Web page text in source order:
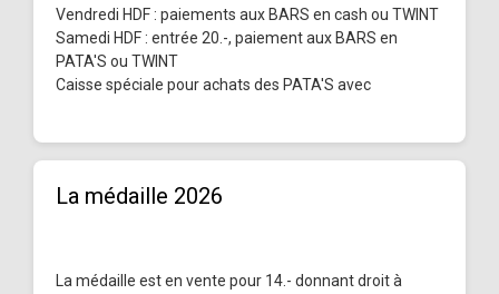
Vendredi HDF : paiements aux BARS en cash ou TWINT
Samedi HDF : entrée 20.-, paiement aux BARS en
PATA'S ou TWINT
Caisse spéciale pour achats des PATA'S avec
La médaille 2026
La médaille est en vente pour 14.- donnant droit à